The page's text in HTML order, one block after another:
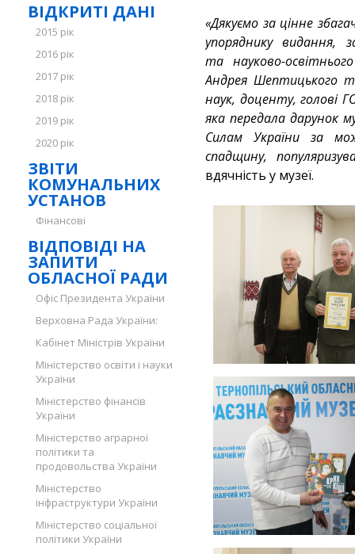
ВІДКРИТІ ДАНІ
2015 рік
2016 рік
2017 рік
2018 рік
2019 рік
2020 рік
ЗВІТИ
КОМУНАЛЬНИХ
УСТАНОВ
Фінансові
ВІДПОВІДІ НА
ЗАПИТИ
ОБЛАСНОЇ РАДИ
Офіс Президента України
Верховна Рада України:
Кабінет Міністрів України
Міністерство освіти і науки
України
Міністерство фінансів
України
Міністерство аграрної
політики та
продовольства України
Міністерство
інфраструктури України
Міністерство соціальної
політики України
«Дякуємо за цінне
упоряднику видання,
та науково-
Андрея Шептицького
наук, доценту, голові
яка передала дарунок
Силам України за
спадщину,
вдячність у музеї.